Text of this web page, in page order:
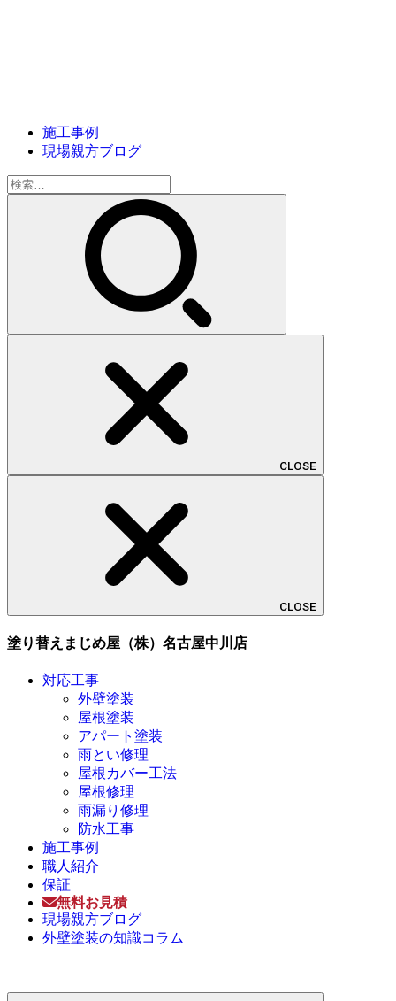
施工事例
現場親方ブログ
検
索:
CLOSE
CLOSE
塗り替えまじめ屋（株）名古屋中川店
対応工事
外壁塗装
屋根塗装
アパート塗装
雨とい修理
屋根カバー工法
屋根修理
雨漏り修理
防水工事
施工事例
職人紹介
保証
無料お見積
現場親方ブログ
外壁塗装の知識コラム